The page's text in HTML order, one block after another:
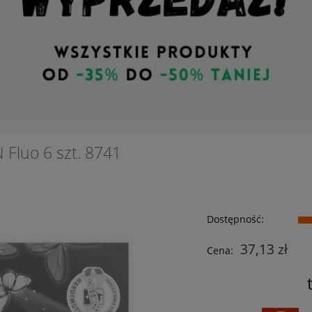
6 szt. 8741
Dostępność:
Cena: 37,13 zł